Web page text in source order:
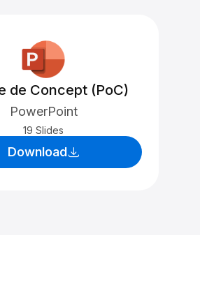
de Concept (PoC)
PowerPoint
19 Slides
Download